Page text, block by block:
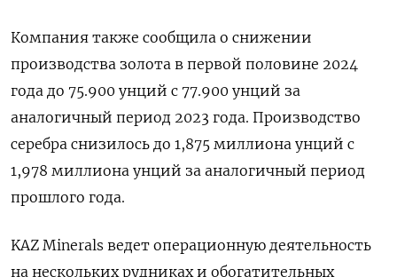
Компания также сообщила о снижении
производства золота в первой половине 2024
года до 75.900 унций с 77.900 унций за
аналогичный период 2023 года. Производство
серебра снизилось до 1,875 миллиона унций с
1,978 миллиона унций за аналогичный период
прошлого года.
KAZ Minerals ведет операционную деятельность
на нескольких рудниках и обогатительных